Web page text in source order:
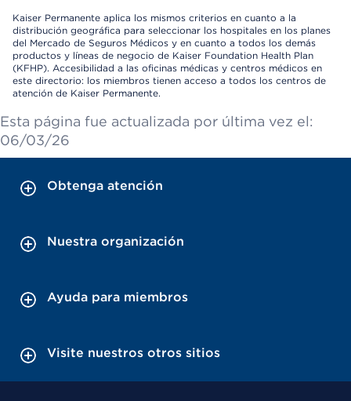
Kaiser Permanente aplica los mismos criterios en cuanto a la
distribución geográfica para seleccionar los hospitales en los planes
del Mercado de Seguros Médicos y en cuanto a todos los demás
productos y líneas de negocio de Kaiser Foundation Health Plan
(KFHP). Accesibilidad a las oficinas médicas y centros médicos en
este directorio: los miembros tienen acceso a todos los centros de
atención de Kaiser Permanente.
Esta página fue actualizada por última vez el:
06/03/26
Obtenga atención
Nuestra organización
Ayuda para miembros
Visite nuestros otros sitios